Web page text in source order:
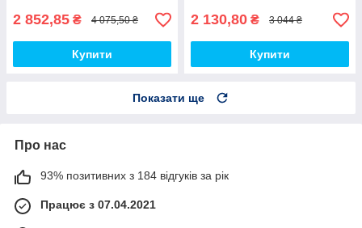
2 852,85 ₴ 4 075,50 ₴
Купити
2 130,80 ₴ 3 044 ₴
Купити
Показати ще
Про нас
93% позитивних з 184 відгуків за рік
Працює з 07.04.2021